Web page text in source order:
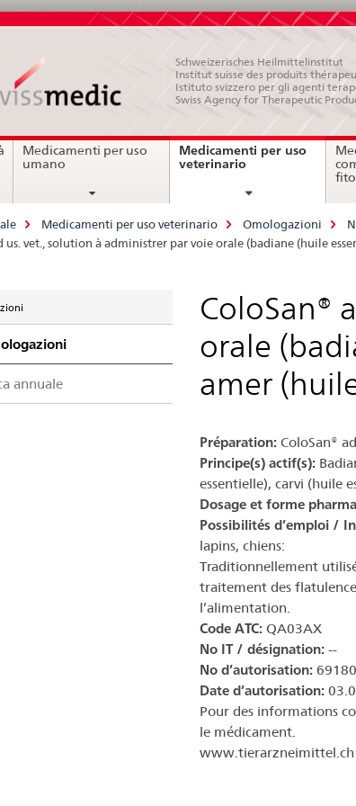
Schweizerisches Heilmittelinstitut
Institut suisse des produits
Istituto svizzero per gli agenti
Swiss Agency for Therapeutic
Medicamenti per uso
umano
Medicamenti per uso
veterinariocurrent
Medicamenti per uso veterinario Omologazioni
us. vet., solution à administrer par voie orale (badiane (huile
annuale
ColoSan®
orale
amer
Préparation: ColoSan®
Principe(s) actif(s):
essentielle), carvi (huile
Dosage et forme
Possibilités d’emploi /
lapins, chiens:
Traditionnellement
traitement des
l’alimentation.
Code ATC:QA03AX
No IT / désignation:--
No d’autorisation:69180
Date d’autorisation:
Pour des informations
le médicament.
www.tierarzneimittel.ch